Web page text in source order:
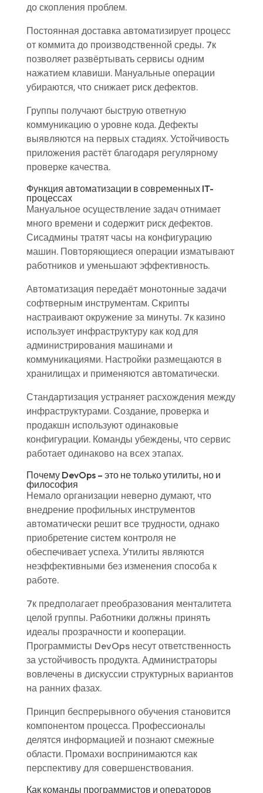
до скопления проблем.
Постоянная доставка автоматизирует процесс
от коммита до производственной среды. 7к
позволяет развёртывать сервисы одним
нажатием клавиши. Мануальные операции
убираются, что снижает риск дефектов.
Группы получают быструю ответную
коммуникацию о уровне кода. Дефекты
выявляются на первых стадиях. Устойчивость
приложения растёт благодаря регулярному
проверке качества.
Функция автоматизации в современных IT-
процессах
Мануальное осуществление задач отнимает
много времени и содержит риск дефектов.
Сисадмины тратят часы на конфигурацию
машин. Повторяющиеся операции изматывают
работников и уменьшают эффективность.
Автоматизация передаёт монотонные задачи
софтверным инструментам. Скрипты
настраивают окружение за минуты. 7к казино
использует инфраструктуру как код для
администрирования машинами и
коммуникациями. Настройки размещаются в
хранилищах и применяются автоматически.
Стандартизация устраняет расхождения между
инфраструктурами. Создание, проверка и
продакшн используют одинаковые
конфигурации. Команды убеждены, что сервис
работает одинаково на всех этапах.
Почему DevOps – это не только утилиты, но и
философия
Немало организации неверно думают, что
внедрение профильных инструментов
автоматически решит все трудности, однако
приобретение систем контроля не
обеспечивает успеха. Утилиты являются
неэффективными без изменения способа к
работе.
7к предполагает преобразования менталитета
целой группы. Работники должны принять
идеалы прозрачности и кооперации.
Программисты DevOps несут ответственность
за устойчивость продукта. Администраторы
вовлечены в дискуссии структурных вариантов
на ранних фазах.
Принцип беспрерывного обучения становится
компонентом процесса. Профессионалы
делятся информацией и познают смежные
области. Промахи воспринимаются как
перспективу для совершенствования.
Как команды программистов и операторов